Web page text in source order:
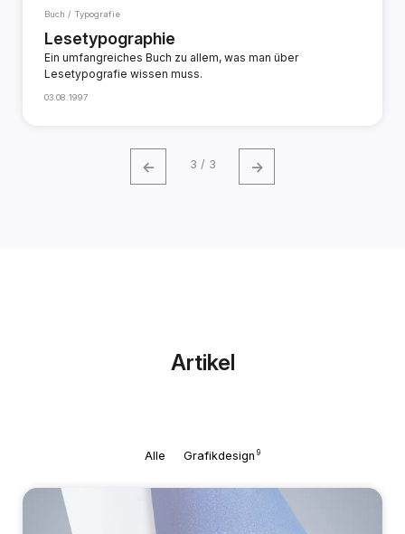
Buch / Typografie
Lesetypographie
Ein umfangreiches Buch zu allem, was man über
Lesetypografie wissen muss.
03.08.1997
← 3 / 3 →
Artikel
Alle Grafikdesign 9